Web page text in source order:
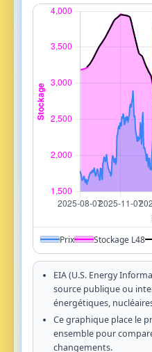
Prix Stockage L48
EIA (U.S. Energy
source publique ou
énergétiques,
Ce graphique place le
ensemble pour
changements.